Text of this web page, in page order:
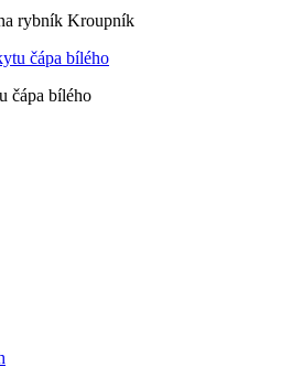
rybník Kroupník
čápa bílého